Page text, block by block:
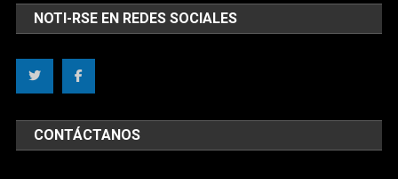
NOTI-RSE EN REDES SOCIALES
CONTÁCTANOS